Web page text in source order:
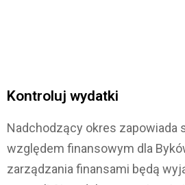
Kontroluj wydatki
Nadchodzący okres zapowiada
względem finansowym dla
zarządzania finansami będą